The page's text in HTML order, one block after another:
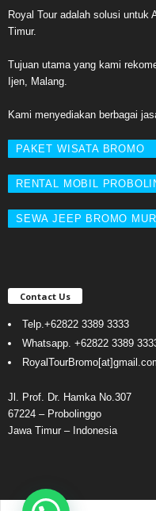
Royal Tour adalah solusi untuk
Timur.
Tujuan utama yang kami
Ijen, Malang.
Kami menyediakan berbagai
PAKET WISATA BROMO
RENTAL MOBIL
SEWA JEEP BROMO
Contact Us
Telp.+62822 3389 3333
Whatsapp. +62822 3389
Jl. Prof. Dr. Hamka No.307
67224 – Probolinggo
Jawa Timur – Indonesia